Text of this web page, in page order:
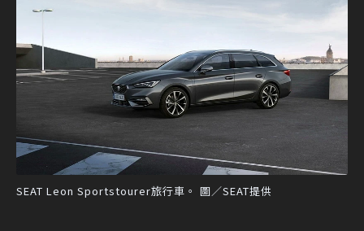
SEAT Leon Sportstourer旅行車。 圖／SEAT提供